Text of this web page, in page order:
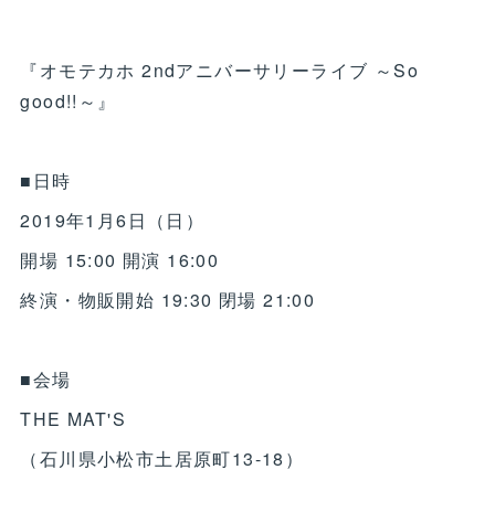
『オモテカホ 2ndアニバーサリーライブ ～So
good!!～』
■日時
2019年1月6日（日）
開場 15:00 開演 16:00
終演・物販開始 19:30 閉場 21:00
■会場
THE MAT'S
（石川県小松市土居原町13-18）